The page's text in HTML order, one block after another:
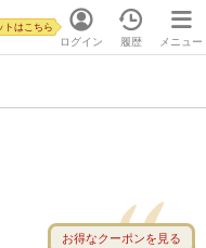
ログイン
トはこちら
履歴 メニュー
お得なクーポンを見る